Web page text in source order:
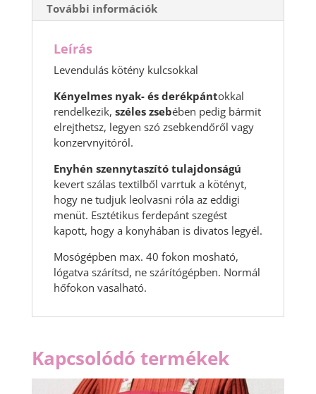
További információk
Leírás
Levendulás kötény kulcsokkal
Kényelmes nyak- és derékpántokkal
rendelkezik, széles zsebében pedig bármit
elrejthetsz, legyen szó zsebkendőről vagy
konzervnyitóról.
Enyhén szennytaszító tulajdonságú
kevert szálas textilből varrtuk a kötényt,
hogy ne tudjuk leolvasni róla az eddigi
menüt. Esztétikus ferdepánt szegést
kapott, hogy a konyhában is divatos legyél.
Mosógépben max. 40 fokon mosható,
lógatva szárítsd, ne szárítógépben. Normál
hőfokon vasalható.
Kapcsolódó termékek